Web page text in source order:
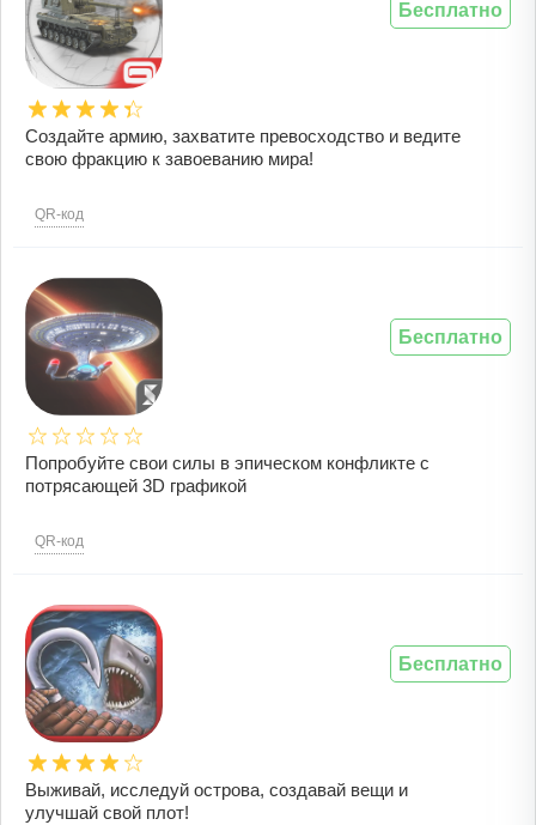
Создайте армию, захватите превосходство и ведите
свою фракцию к завоеванию мира!
QR-код
Бесплатно
Попробуйте свои силы в эпическом конфликте с
потрясающей 3D графикой
QR-код
Бесплатно
Выживай, исследуй острова, создавай вещи и
улучшай свой плот!
Бесплатно